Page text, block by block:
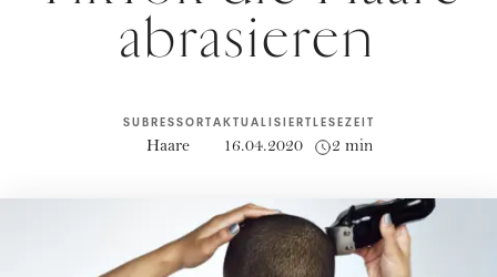
abrasieren
SUBRESSORT
Haare
AKTUALISIERT
16.04.2020
LESEZEIT
2 min